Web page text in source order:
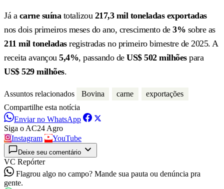
Já a carne suína totalizou 217,3 mil toneladas exportadas
nos dois primeiros meses do ano, crescimento de 3% sobre as
211 mil toneladasregistradas no primeiro bimestre de 2025. A
receita avançou 5,4%, passando de US$ 502 milhõespara
US$ 529 milhões.
Assuntos relacionados Bovina carne
exportações
Compartilhe esta notícia
Enviar no WhatsApp
Siga o AC24 Agro
Instagram
YouTube
Deixe seu comentário
VC Repórter
Flagrou algo no campo? Mande sua pauta ou denúncia pra
gente.